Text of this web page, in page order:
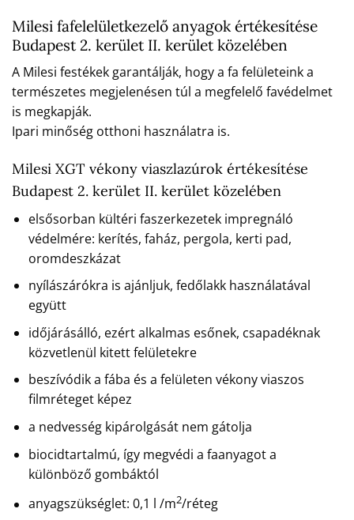
Milesi fafelelületkezelő anyagok értékesítése
Budapest 2. kerület II. kerület közelében
A Milesi festékek garantálják, hogy a fa felületeink a
természetes megjelenésen túl a megfelelő favédelmet
is megkapják.
Ipari minőség otthoni használatra is.
Milesi XGT vékony viaszlazúrok értékesítése
Budapest 2. kerület II. kerület közelében
elsősorban kültéri faszerkezetek impregnáló
védelmére: kerítés, faház, pergola, kerti pad,
oromdeszkázat
nyílászárókra is ajánljuk, fedőlakk használatával
együtt
időjárásálló, ezért alkalmas esőnek, csapadéknak
közvetlenül kitett felületekre
beszívódik a fába és a felületen vékony viaszos
filmréteget képez
a nedvesség kipárolgását nem gátolja
biocidtartalmú, így megvédi a faanyagot a
különböző gombáktól
anyagszükséglet: 0,1 l /m2/réteg